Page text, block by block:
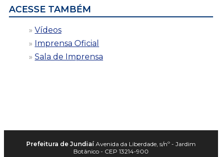
ACESSE TAMBÉM
Vídeos
Imprensa Oficial
Sala de Imprensa
Prefeitura de Jundiaí Avenida da Liberdade, s/nº - Jardim
Botânico - CEP 13214-900